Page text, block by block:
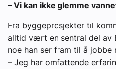
– Vi kan ikke glemme
Fra byggeprosjekter til
alltid vært en sentral del av
noe han ser fram til å jobbe
– Jeg har omfattende